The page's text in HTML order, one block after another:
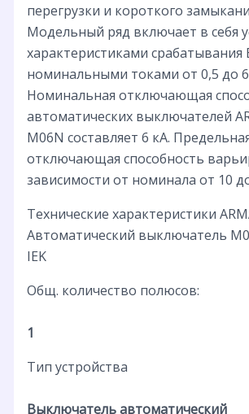
перегрузки и короткого
Модельный ряд включает в себя
характеристиками срабатывания
номинальными токами от 0,5 до
Номинальная отключающая
автоматических выключателей
M06N составляет 6 кА.
отключающая способность
зависимости от номинала от 10
Технические характеристики
Автоматический выключатель
IEK
Общ. количество полюсов:
1
Тип устройства
Выключатель автоматический